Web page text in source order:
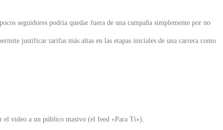
seguidores podría quedar fuera de una campaña simplemente por no
justificar tarifas más altas en las etapas iniciales de una carrera como
el video a un público masivo (el feed «Para Ti»).